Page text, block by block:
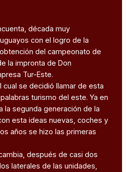
década muy
con el logro de la
del campeonato de
la impronta de Don
Tur-Este.
cual se decidió llamar de esta
turismo del este. Ya en
la segunda generación de la
esta ideas nuevas, coches y
años se hizo las primeras
después de casi dos
laterales de las unidades,